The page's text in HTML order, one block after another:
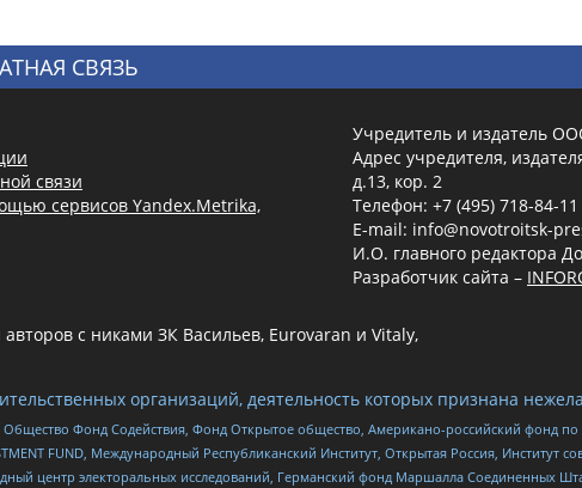
СВЯЗЬ
связи
сервисов Yandex.Metrika,
Учредитель и издатель
Адрес учредителя,
д.13, кор. 2
Телефон: +7 (495) 718-84-11
E-mail: info@novotroitsk-
И.О. главного редактора
Разработчик сайта –
с никами ЗК Васильев, Eurovaran и Vitaly,
организаций, деятельность которых признана
Фонд Содействия, Фонд Открытое общество, Американо-российский фонд
FUND, Международный Республиканский Институт, Открытая Россия,
центр электоральных исследований, Германский фонд Маршалла Соединенных